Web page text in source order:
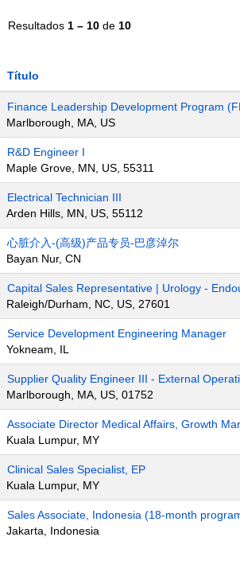
Resultados 1 – 10 de 10
Título
Finance Leadership Development Program
Marlborough, MA, US
R&D Engineer I
Maple Grove, MN, US, 55311
Electrical Technician III
Arden Hills, MN, US, 55112
心脏介入-(高级)产品专员-巴彦淖尔
Bayan Nur, CN
Capital Sales Representative | Urology -
Raleigh/Durham, NC, US, 27601
Service Development Engineering Manager
Yokneam, IL
Supplier Quality Engineer III - External
Marlborough, MA, US, 01752
Associate Director Medical Affairs, Growth
Kuala Lumpur, MY
Clinical Sales Specialist, EP
Kuala Lumpur, MY
Sales Associate, Indonesia (18-month
Jakarta, Indonesia